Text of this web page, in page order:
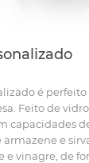
é
Feito de
capacidades
e
e vinagre, de